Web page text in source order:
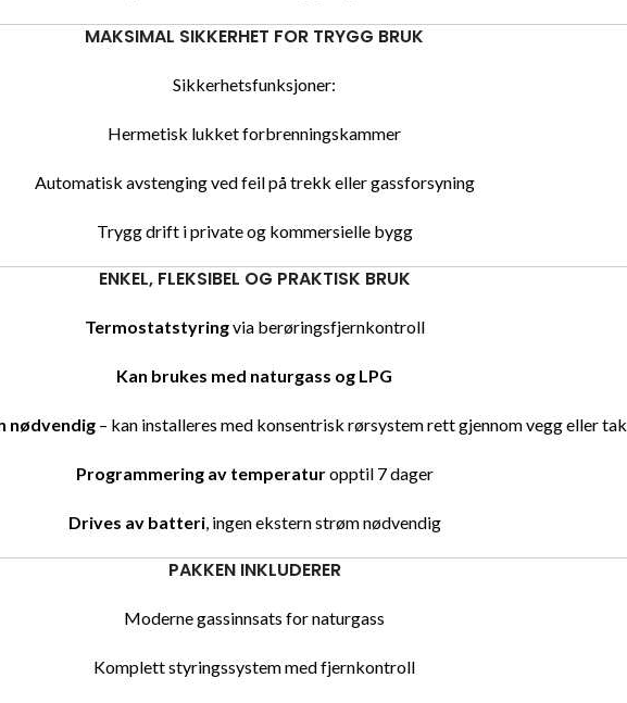
MAKSIMAL SIKKERHET FOR TRYGG BRUK
Sikkerhetsfunksjoner:
Hermetisk lukket forbrenningskammer
Automatisk avstenging ved feil på trekk eller gassforsyning
Trygg drift i private og kommersielle bygg
ENKEL, FLEKSIBEL OG PRAKTISK BRUK
Termostatstyringvia berøringsfjernkontroll
Kan brukes med naturgass og LPG
nødvendig– kan installeres med konsentrisk rørsystem rett gjennom vegg eller tak
Programmering av temperaturopptil 7 dager
Drives av batteri, ingen ekstern strøm nødvendig
PAKKEN INKLUDERER
Moderne gassinnsats for naturgass
Komplett styringssystem med fjernkontroll